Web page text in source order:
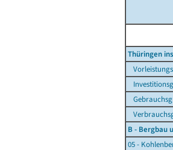
Thüringen
B - Bergbau
05 -